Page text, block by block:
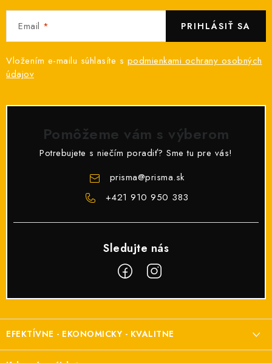
Email
Vložením e-mailu súhlasíte s podmienkami ochrany osobných
údajov
PRIHLÁSIŤ SA
Pomôžeme vám s výberom
Potrebujete s niečím poradiť? Sme tu pre vás!
prisma@prisma.sk
+421 910 950 383
á
p
ä
EFEKTÍVNE - EKONOMICKY - KVALITNE